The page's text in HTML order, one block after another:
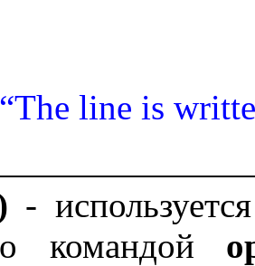
“The line is
-
командой